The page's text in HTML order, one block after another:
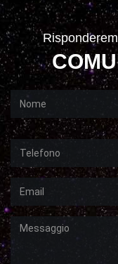
Email
Messaggio